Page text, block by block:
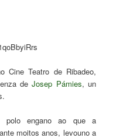
Cine Teatro de Ribadeo,
deJosep Pámies, un
polo engano ao que a
moitos anos, levouno a